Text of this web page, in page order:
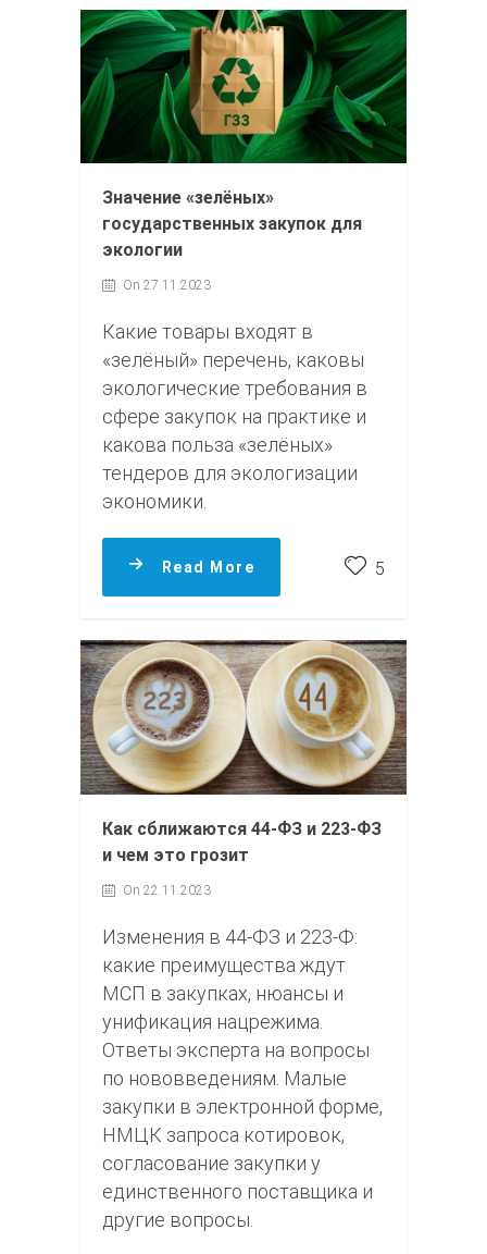
Значение «зелёных»
государственных закупок для
экологии
On 27.11.2023
Какие товары входят в
«зелёный» перечень, каковы
экологические требования в
сфере закупок на практике и
какова польза «зелёных»
тендеров для экологизации
экономики.
Read More 5
Как сближаются 44-ФЗ и 223-ФЗ
и чем это грозит
On 22.11.2023
Изменения в 44-ФЗ и 223-Ф:
какие преимущества ждут
МСП в закупках, нюансы и
унификация нацрежима.
Ответы эксперта на вопросы
по нововведениям. Малые
закупки в электронной форме,
НМЦК запроса котировок,
согласование закупки у
единственного поставщика и
другие вопросы.